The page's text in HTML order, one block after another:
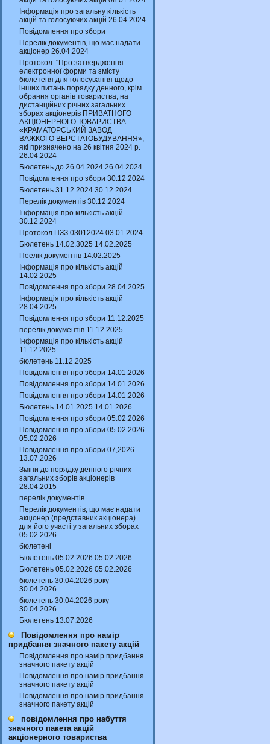
Інформація про загальну кількість
акцій та голосуючих акцій 26.04.2024
Повідомлення про збори
Перелік документів, що має надати
акціонер 26.04.2024
Протокол ."Про затвердження
електронної форми та змісту
бюлетеня для голосування щодо
інших питань порядку денного, крім
обрання органів товариства, на
дистанційних річних загальних
зборах акціонерів ПРИВАТНОГО
АКЦІОНЕРНОГО ТОВАРИСТВА
«КРАМАТОРСЬКИЙ ЗАВОД
ВАЖКОГО ВЕРСТАТОБУДУВАННЯ»,
які призначено на 26 квітня 2024 р.
26.04.2024
Бюлетень до 26.04.2024 26.04.2024
Повідомлення про збори 30.12.2024
Бюлетень 31.12.2024 30.12.2024
Перелік документів 30.12.2024
Інформація про кількість акцій
30.12.2024
Протокол ПЗЗ 03012024 03.01.2024
Бюлетень 14.02.3025 14.02.2025
Пеелік документів 14.02.2025
Інформація про кількість акцій
14.02.2025
Повідомлення про збори 28.04.2025
Інформація про кількість акцій
28.04.2025
Повідомлення про збори 11.12.2025
перелік документів 11.12.2025
Інформація про кількість акцій
11.12.2025
бюлетень 11.12.2025
Повідомлення про збори 14.01.2026
Повідомлення про збори 14.01.2026
Повідомлення про збори 14.01.2026
Бюлетень 14.01.2025 14.01.2026
Повідомлення про збори 05.02.2026
Повідомлення про збори 05.02.2026
05.02.2026
Повідомлення про збори 07,2026
13.07.2026
Зміни до порядку денного річних
загальних зборів акціонерів
28.04.2015
перелік документів
Перелік документів, що має надати
акціонер (представник акціонера)
для його участі у загальних зборах
05.02.2026
бюлетені
Бюлетень 05.02.2026 05.02.2026
Бюлетень 05.02.2026 05.02.2026
бюлетень 30.04.2026 року
30.04.2026
бюлетень 30.04.2026 року
30.04.2026
Бюлетень 13.07.2026
Повідомлення про намір
придбання значного пакету акцій
Повідомлення про намір придбання
значного пакету акцій
Повідомлення про намір придбання
значного пакету акцій
Повідомлення про намір придбання
значного пакету акцій
повідомлення про набуття
значного пакета акцій
акціонерного товариства